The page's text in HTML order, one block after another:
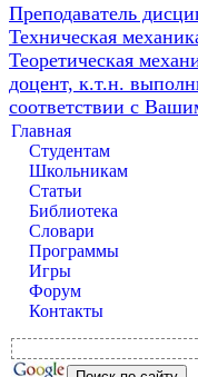
Преподаватель
Техническая
Теоретическая
доцент, к.т.н.
соответствии с
Главная
Студентам
Школьникам
Статьи
Библиотека
Словари
Программы
Игры
Форум
Контакты